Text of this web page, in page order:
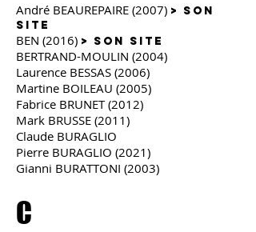
André BEAUREPAIRE (2007) > son
site
BEN (2016) > son site
BERTRAND-MOULIN (2004)
Laurence BESSAS (2006)
Martine BOILEAU (2005)
Fabrice BRUNET (2012)
Mark BRUSSE (2011)
Claude BURAGLIO
Pierre BURAGLIO (2021)
Gianni BURATTONI (2003)
C